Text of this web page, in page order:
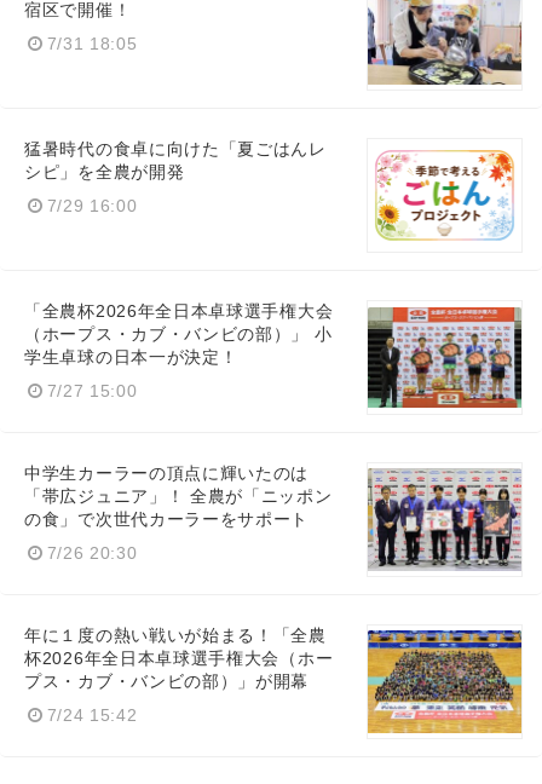
宿区で開催！
7/31 18:05
猛暑時代の食卓に向けた「夏ごはんレ
シピ」を全農が開発
7/29 16:00
「全農杯2026年全日本卓球選手権大会
（ホープス・カブ・バンビの部）」 小
学生卓球の日本一が決定！
7/27 15:00
中学生カーラーの頂点に輝いたのは
「帯広ジュニア」！ 全農が「ニッポン
の食」で次世代カーラーをサポート
7/26 20:30
年に１度の熱い戦いが始まる！「全農
杯2026年全日本卓球選手権大会（ホー
プス・カブ・バンビの部）」が開幕
7/24 15:42